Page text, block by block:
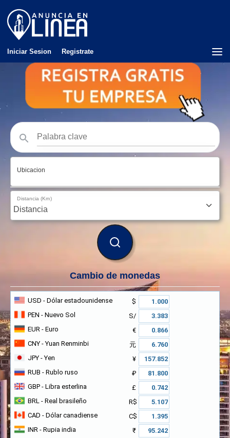
Iniciar Sesion Registrate
Ubicacion
Distancia (Km)
BUSCAR
Cambio de monedas
USD - Dólar estadounidense
$
PEN - Nuevo Sol
S/
EUR - Euro
€
CNY - Yuan Renminbi
元
JPY - Yen
¥
RUB - Rublo ruso
₽
GBP - Libra esterlina
£
BRL - Real brasileño
R$
CAD - Dólar canadiense
C$
INR - Rupia india
₹